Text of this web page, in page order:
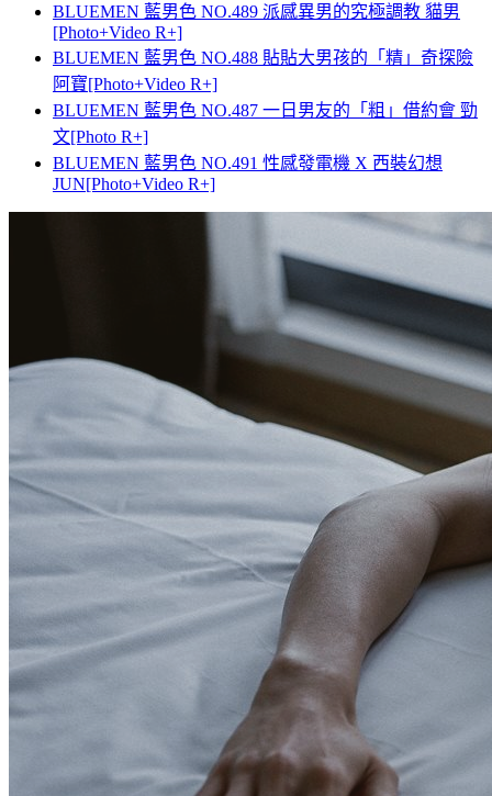
BLUEMEN 藍男色 NO.489 派感異男的究極調教 貓男
[Photo+Video R+]
BLUEMEN 藍男色 NO.488 貼貼大男孩的「精」奇探險
阿寶[Photo+Video R+]
BLUEMEN 藍男色 NO.487 一日男友的「粗」借約會 勁
文[Photo R+]
BLUEMEN 藍男色 NO.491 性感發電機 X 西裝幻想
JUN[Photo+Video R+]